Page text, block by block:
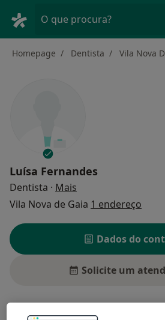
O que procura?
Homepage Dentista Vila Nova
Luísa Fernandes
Dentista · Mais
Vila Nova de Gaia 1 endereço
Dados do
Solicite um
Experiência Preços